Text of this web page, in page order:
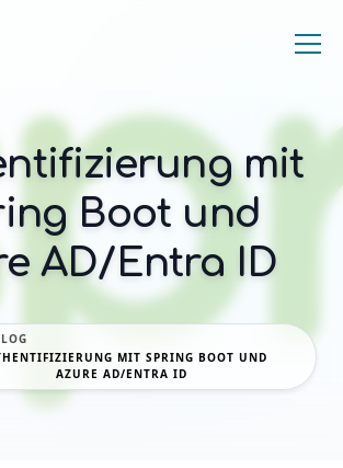
mit
Boot und
AD/Entra ID
MIT SPRING BOOT UND
AZURE AD/ENTRA ID